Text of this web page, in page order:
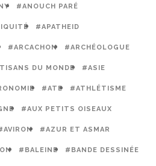
#ANOUCH PARÉ
#APATHEID
#ARCACHON #ARCHÉOLOGUE
DU MONDE #ASIE
#ATE #ATHLÉTISME
#AUX PETITS OISEAUX
#AZUR ET ASMAR
#BALEINE #BANDE DESSINÉE